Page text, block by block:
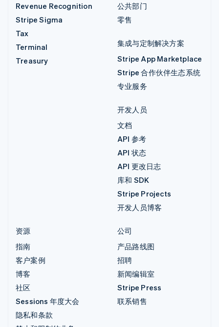
Revenue Recognition
Stripe Sigma
Tax
Terminal
Treasury
公共部门
零售
集成与定制解决方案
Stripe App Marketplace
Stripe 合作伙伴生态系统
专业服务
开发人员
文档
API 参考
API 状态
API 更改日志
库和 SDK
Stripe Projects
开发人员博客
资源
指南
客户案例
博客
社区
Sessions 年度大会
隐私和条款
公司
产品路线图
招聘
新闻编辑室
Stripe Press
联系销售